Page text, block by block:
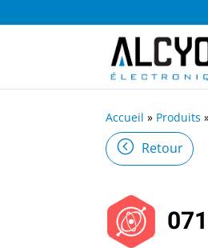
Accueil » Produits
Retour